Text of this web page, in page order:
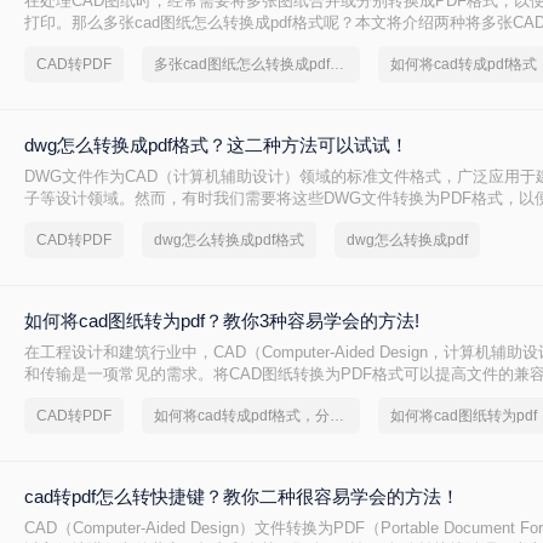
打印。那么多张cad图纸怎么转换成pdf格式呢？本文将介绍两种将多张
CAD转PDF 多张cad图纸怎么转换成pdf格式
dwg怎么转换成pdf格式？这二种方法可以试试！
DWG文件作为CAD（计算机辅助设计）领域的标准文件格式，广泛应用于
子等设计领域。然而，有时我们需要将这些DWG文件转换为PDF格式，以
CAD转PDF dwg怎么转换成pdf格式 dwg怎么转换成pdf
如何将cad图纸转为pdf？教你3种容易学会的方法!
在工程设计和建筑行业中，CAD（Computer-Aided Design，计算机辅助
和传输是一项常见的需求。将CAD图纸转换为PDF格式可以提高文件的兼
为PDF的方法，帮助您轻松完成这一任务。
CAD转PDF 如何将cad转成pdf格式，分享一种简单的方法 如何将cad图纸转为pdf
cad转pdf怎么转快捷键？教你二种很容易学会的方法！
CAD（Computer-Aided Design）文件转换为PDF（Portable Document